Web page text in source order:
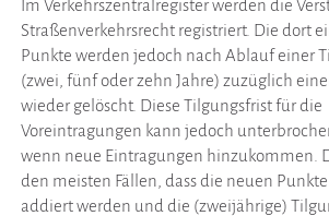
Im Verkehrszentralregister werden die
Straßenverkehrsrecht registriert. Die dort
Punkte werden jedoch nach Ablauf einer
(zwei, fünf oder zehn Jahre) zuzüglich
wieder gelöscht. Diese Tilgungsfrist für die
Voreintragungen kann jedoch
wenn neue Eintragungen hinzukommen.
den meisten Fällen, dass die neuen
addiert werden und die (zweijährige)